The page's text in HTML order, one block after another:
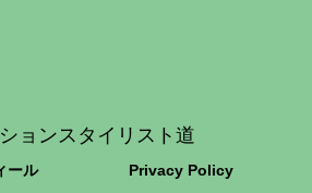
ョンスタイリスト道
ール
Privacy Policy